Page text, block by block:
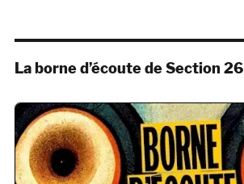
La borne d’écoute de Section 26